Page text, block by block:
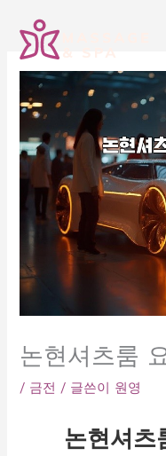
논현셔츠룸
/ 금전 / 글쓴이 원영
논현셔츠